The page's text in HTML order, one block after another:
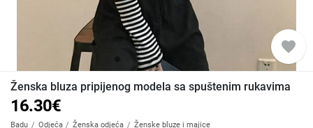
favorite
Ženska bluza pripijenog modela sa spuštenim rukavima
16.30€
Badu Odjeća Ženska odjeća Ženske bluze i majice